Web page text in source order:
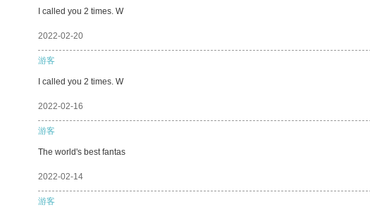
I called you 2 times. W
2022-02-20
游客
I called you 2 times. W
2022-02-16
游客
The world's best fantas
2022-02-14
游客